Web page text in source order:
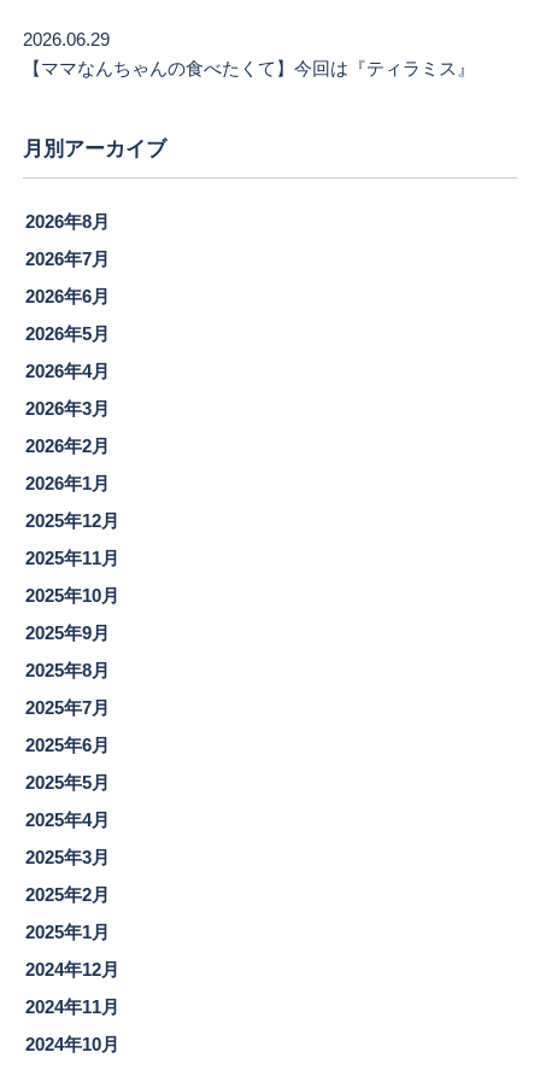
【ママなんちゃんの食べたくて】今回は『ティラミス』
2026.06.29
月別アーカイブ
2026年8月
2026年7月
2026年6月
2026年5月
2026年4月
2026年3月
2026年2月
2026年1月
2025年12月
2025年11月
2025年10月
2025年9月
2025年8月
2025年7月
2025年6月
2025年5月
2025年4月
2025年3月
2025年2月
2025年1月
2024年12月
2024年11月
2024年10月